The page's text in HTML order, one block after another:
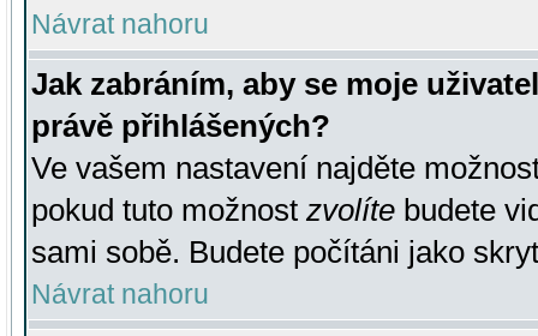
Návrat nahoru
Jak zabráním, aby se moje
právě přihlášených?
Ve vašem nastavení najděte
pokud tuto možnost zvolíte budete
sami sobě. Budete počítáni jako
Návrat nahoru